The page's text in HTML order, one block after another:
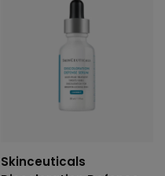
Skinceuticals